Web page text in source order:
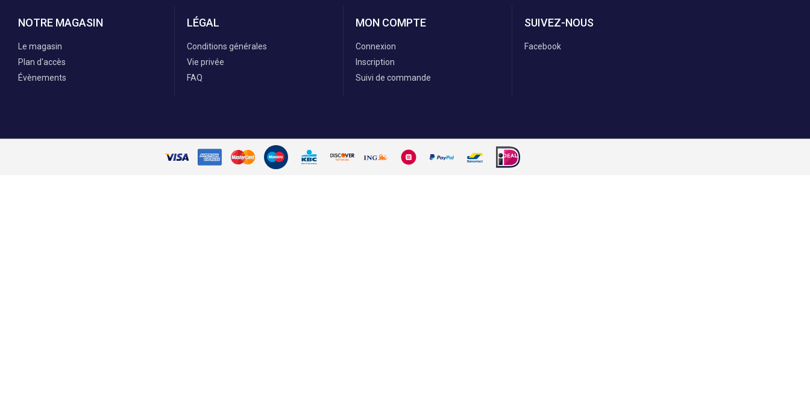
NOTRE MAGASIN
Le magasin
Plan d'accès
Évènements
LÉGAL
Conditions générales
Vie privée
FAQ
MON COMPTE
Connexion
Inscription
Suivi de commande
SUIVEZ-NOUS
Facebook